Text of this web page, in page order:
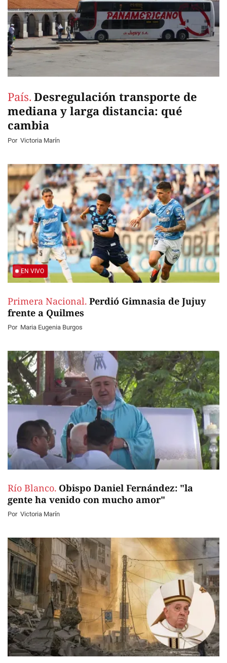
País. Desregulación transporte de
mediana y larga distancia: qué
cambia
Por Victoria Marín
EN VIVO
Primera Nacional. Perdió Gimnasia de Jujuy
frente a Quilmes
Por Maria Eugenia Burgos
Río Blanco. Obispo Daniel Fernández: "la
gente ha venido con mucho amor"
Por Victoria Marín